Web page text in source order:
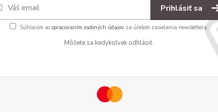
Prihlásiť sa
Súhlasím so spracovaním osobných údajov za účelom zasielania newslettera.
Môžete sa kedykoľvek odhlásiť.